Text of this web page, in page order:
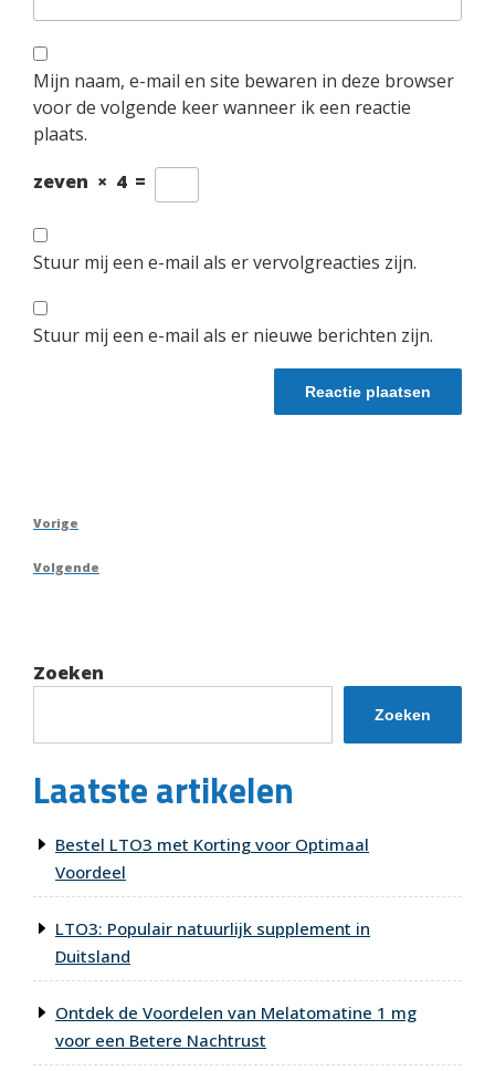
Mijn naam, e-mail en site bewaren in deze browser
voor de volgende keer wanneer ik een reactie
plaats.
zeven × 4 =
Stuur mij een e-mail als er vervolgreacties zijn.
Stuur mij een e-mail als er nieuwe berichten zijn.
Berichtnavigatie
Vorig
Vorige
Volgend
Volgende
Zoeken
Zoeken
Laatste artikelen
Bestel LTO3 met Korting voor Optimaal
Voordeel
LTO3: Populair natuurlijk supplement in
Duitsland
Ontdek de Voordelen van Melatomatine 1 mg
voor een Betere Nachtrust